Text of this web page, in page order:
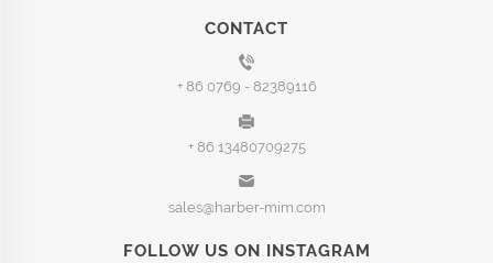
CONTACT
+ 86 0769 - 82389116
+ 86 13480709275
sales@harber-mim.com
FOLLOW US ON INSTAGRAM